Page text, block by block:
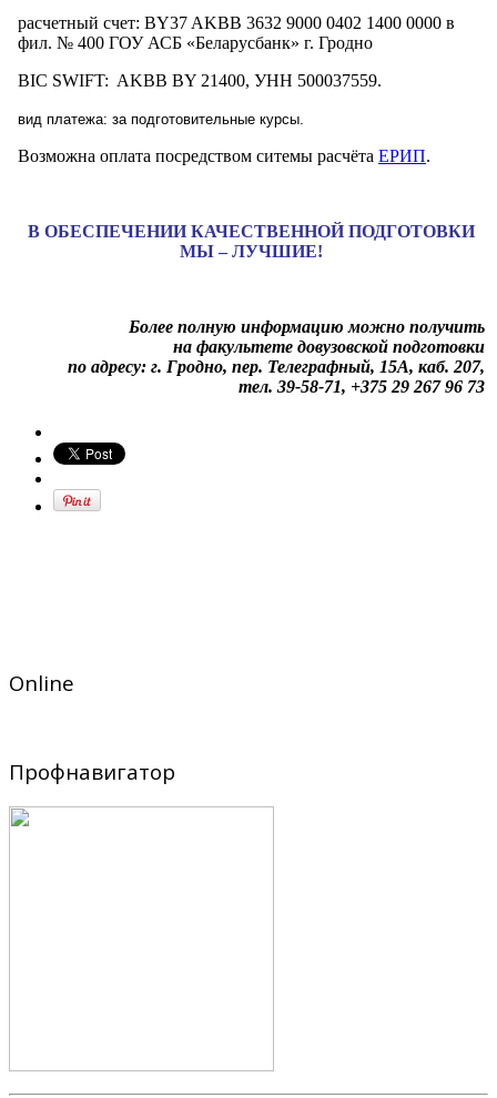
расчетный счет: BY37 AKBB 3632 9000 0402 1400 0000 в
фил. № 400 ГОУ АСБ «Беларусбанк» г. Гродно
BIC SWIFT: AKBB BY 21400, УНН 500037559.
вид платежа: за подготовительные курсы.
Возможна оплата посредством ситемы расчёта ЕРИП.
В ОБЕСПЕЧЕНИИ КАЧЕСТВЕННОЙ ПОДГОТОВКИ
МЫ – ЛУЧШИЕ!
Более полную информацию можно получить
на факультете довузовской подготовки
по адресу: г. Гродно, пер. Телеграфный, 15А, каб. 207,
тел. 39-58-71, +375 29 267 96 73
Online
Профнавигатор